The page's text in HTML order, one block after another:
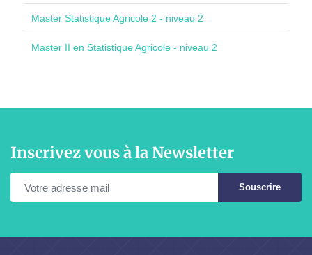
Master Statistique Agricole 2 - niveau 2
Master II en Statistique Agricole - niveau 2
Inscrivez vous à la Newsletter
Souscrire